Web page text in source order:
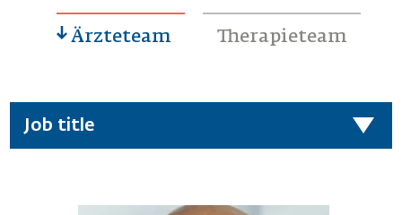
Ärzteteam Therapieteam
Job title